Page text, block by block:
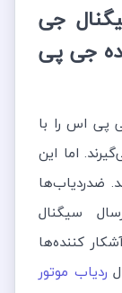
جی
جی پی
پی اس را با
اما این
ضدردیاب‌ها
سیگنال
کننده‌ها
ردیاب موتور